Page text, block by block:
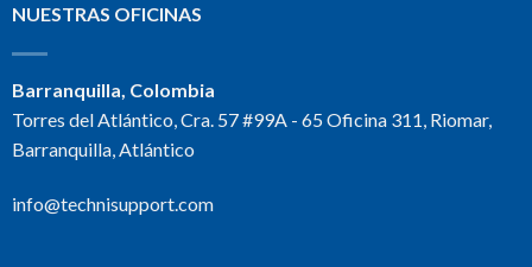
NUESTRAS OFICINAS
Barranquilla, Colombia
Torres del Atlántico, Cra. 57 #99A - 65 Oficina 311, Riomar,
Barranquilla, Atlántico
info@technisupport.com